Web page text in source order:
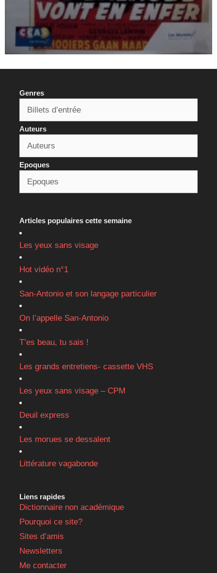
Genres
Auteurs
Epoques
Articles populaires cette semaine
Les yeux sans visage
Hot vidéo n°1
San-Antonio et son langage particulier
On l’appelle San-Antonio
T’es beau, tu sais !
Les grands entretiens- cassette VHS
Les yeux sans visage – CPM
Deuil express
Les morues se dessalent
Littérature vagabonde
Liens rapides
Dictionnaire non académique
Pourquoi ce site?
Sites d’amis
Newsletters
Me contacter